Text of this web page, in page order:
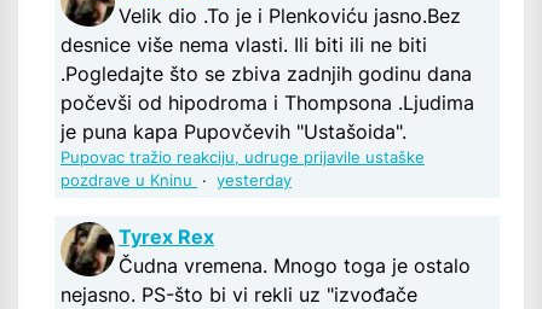
Velik dio .To je i Plenkoviću jasno.Bez
desnice više nema vlasti. Ili biti ili ne biti
.Pogledajte što se zbiva zadnjih godinu dana
počevši od hipodroma i Thompsona .Ljudima
je puna kapa Pupovčevih "Ustašoida".
Pupovac tražio reakciju, udruge prijavile ustaške
pozdrave u Kninu
· yesterday
Tyrex Rex
Čudna vremena. Mnogo toga je ostalo
nejasno. PS-što bi vi rekli uz "izvođače